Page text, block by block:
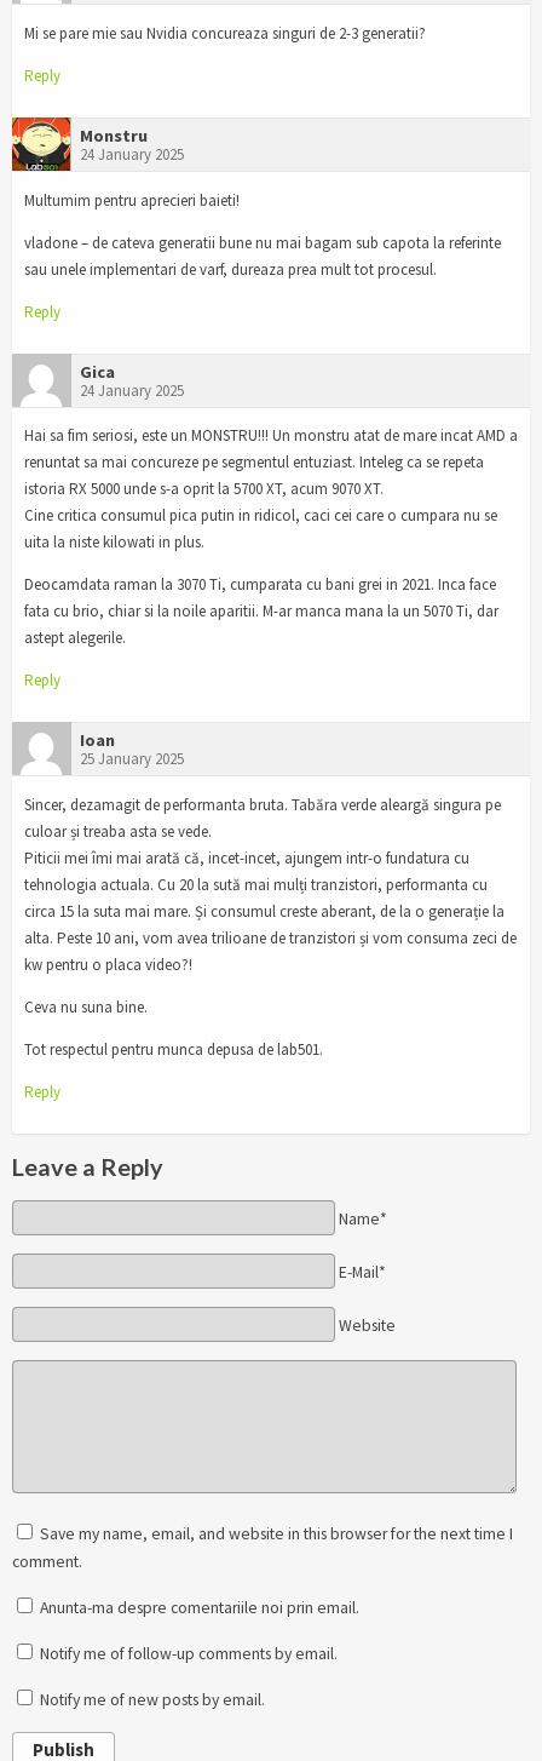
Mi se pare mie sau Nvidia concureaza singuri de 2-3 generatii?
Reply
Monstru
24 January 2025
Multumim pentru aprecieri baieti!
vladone – de cateva generatii bune nu mai bagam sub capota la referinte
sau unele implementari de varf, dureaza prea mult tot procesul.
Reply
Gica
24 January 2025
Hai sa fim seriosi, este un MONSTRU!!! Un monstru atat de mare incat AMD a
renuntat sa mai concureze pe segmentul entuziast. Inteleg ca se repeta
istoria RX 5000 unde s-a oprit la 5700 XT, acum 9070 XT.
Cine critica consumul pica putin in ridicol, caci cei care o cumpara nu se
uita la niste kilowati in plus.
Deocamdata raman la 3070 Ti, cumparata cu bani grei in 2021. Inca face
fata cu brio, chiar si la noile aparitii. M-ar manca mana la un 5070 Ti, dar
astept alegerile.
Reply
Ioan
25 January 2025
Sincer, dezamagit de performanta bruta. Tabăra verde aleargă singura pe
culoar și treaba asta se vede.
Piticii mei îmi mai arată că, incet-incet, ajungem intr-o fundatura cu
tehnologia actuala. Cu 20 la sută mai mulți tranzistori, performanta cu
circa 15 la suta mai mare. Și consumul creste aberant, de la o generație la
alta. Peste 10 ani, vom avea trilioane de tranzistori și vom consuma zeci de
kw pentru o placa video?!
Ceva nu suna bine.
Tot respectul pentru munca depusa de lab501.
Reply
Leave a Reply
Name*
E-Mail*
Website
Save my name, email, and website in this browser for the next time I
comment.
Anunta-ma despre comentariile noi prin email.
Notify me of follow-up comments by email.
Notify me of new posts by email.
Publish